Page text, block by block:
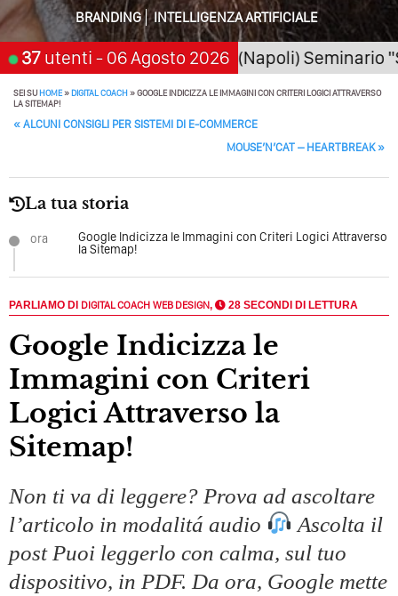
Quando L’amore Diventa Speranza: Il Quarto Memorial
Carmine Franzese
Come Scrivere Un Articolo Per Il Blog? Uno Che
Cos’è La Search Generative Experience (SGE)? Il Declino
Come Cambieranno I Social Media? Siamo Nell’era Degli
Quale Sarà Il Futuro Della Tua Azienda? Lo Decidi
Perché Pubblicare Non Basta Più? Contenuti Di Valore O
Solo Rumore…
Perché Non Guadagni Sui Social Media? Probabilmente
Tutto Peggiorerà
Quali Sono Gli Errori Della Comunicazione Politica? Il
Caso Delle Braccia Incrociate
Come Promuoversi Nel Wedding? Il Mio Intervento Per
BRANDING
INTELLIGENZA ARTIFICIALE
37 utenti - 06 Agosto 2026
San Giorgio a Cremano (Napoli) Seminario
SEI SUHOME»DIGITAL COACH»GOOGLE INDICIZZA LE IMMAGINI CON CRITERI LOGICI ATTRAVERSO
LA SITEMAP!
POST NAVIGATION
« ALCUNI CONSIGLI PER SISTEMI DI E-COMMERCE
MOUSE’N’CAT – HEARTBREAK»
La tua storia
ora
Google Indicizza le Immagini con Criteri Logici Attraverso
la Sitemap!
PARLIAMO DI DIGITAL COACH WEB DESIGN, 28 SECONDI DI LETTURA
Google Indicizza le
Immagini con Criteri
Logici Attraverso la
Sitemap!
Non ti va di leggere? Prova ad ascoltare
l’articolo in modalitá audio
Ascolta il
post Puoi leggerlo con calma, sul tuo
dispositivo, in PDF. Da ora, Google mette